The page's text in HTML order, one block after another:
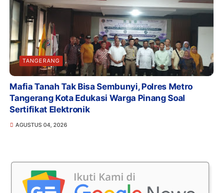
TANGERANG
Mafia Tanah Tak Bisa Sembunyi, Polres Metro
Tangerang Kota Edukasi Warga Pinang Soal
Sertifikat Elektronik
AGUSTUS 04, 2026